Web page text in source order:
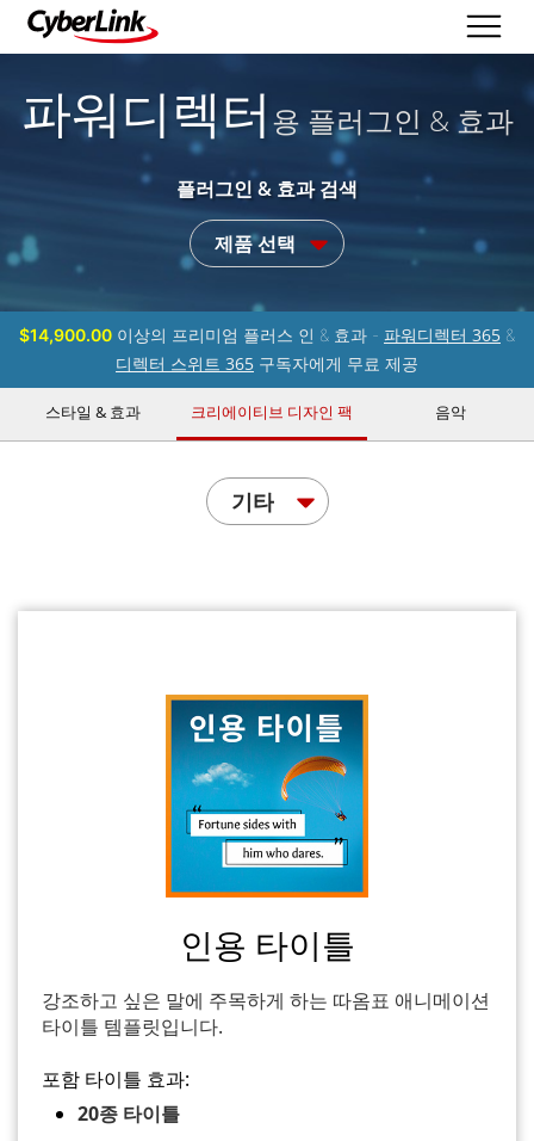
파워디렉터 용 플러그인 & 효과
플러그인 & 효과 검색
제품 선택
$14,900.00 이상의 프리미엄 플러스 인 & 효과 - 파워디렉터 365 &
디렉터 스위트 365 구독자에게 무료 제공
스타일 & 효과 크리에이티브 디자인 팩 음악
기타
인용 타이틀
강조하고 싶은 말에 주목하게 하는 따옴표 애니메이션
타이틀 템플릿입니다.
포함 타이틀 효과:
20종 타이틀